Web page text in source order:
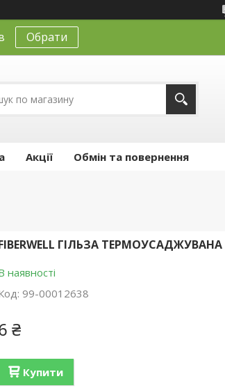
Обрати
Акції Обмін та повернення
ГІЛЬЗА
наявності
99-00012638
₴
Купити